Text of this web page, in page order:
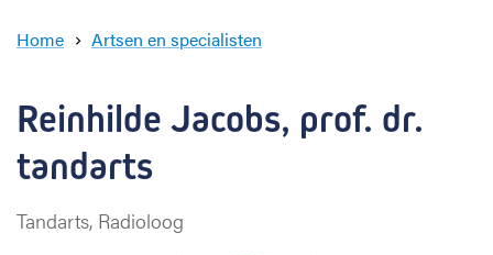
Home Artsen en specialisten
n
Reinhilde Jacobs, prof. dr.
tandarts
Tandarts, Radioloog